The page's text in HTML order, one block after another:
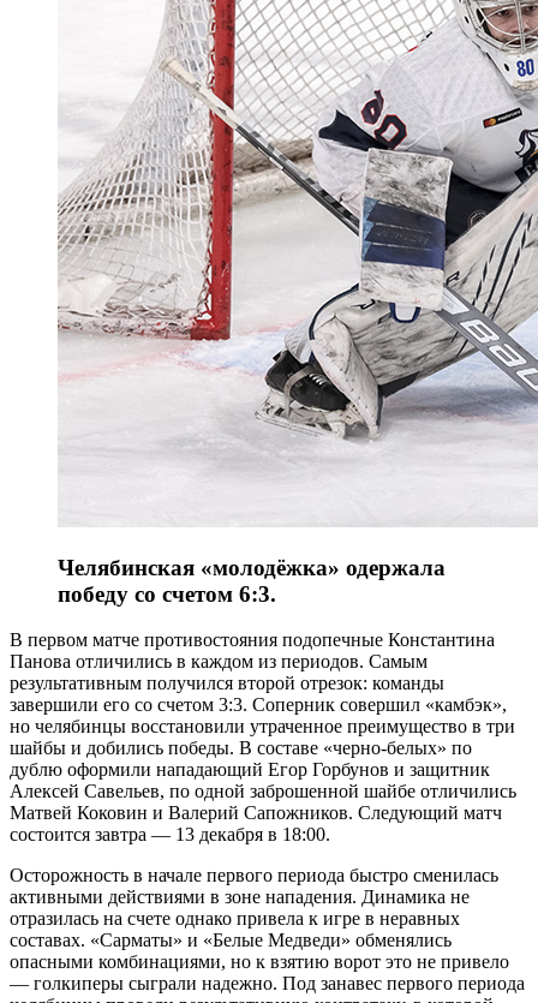
Челябинская «молодёжка» одержала
победу со счетом 6:3.
В первом матче противостояния подопечные Константина
Панова отличились в каждом из периодов. Самым
результативным получился второй отрезок: команды
завершили его со счетом 3:3. Соперник совершил «камбэк»,
но челябинцы восстановили утраченное преимущество в три
шайбы и добились победы. В составе «черно-белых» по
дублю оформили нападающий Егор Горбунов и защитник
Алексей Савельев, по одной заброшенной шайбе отличились
Матвей Коковин и Валерий Сапожников. Следующий матч
состоится завтра — 13 декабря в 18:00.
Осторожность в начале первого периода быстро сменилась
активными действиями в зоне нападения. Динамика не
отразилась на счете однако привела к игре в неравных
составах. «Сарматы» и «Белые Медведи» обменялись
опасными комбинациями, но к взятию ворот это не привело
— голкиперы сыграли надежно. Под занавес первого периода